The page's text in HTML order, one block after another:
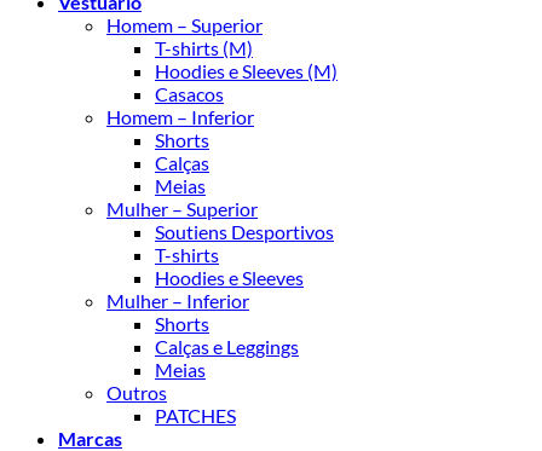
Homem – Superior
T-shirts (M)
Hoodies e Sleeves (M)
Casacos
Homem – Inferior
Shorts
Calças
Meias
Mulher – Superior
Soutiens Desportivos
T-shirts
Hoodies e Sleeves
Mulher – Inferior
Shorts
Calças e Leggings
Meias
Outros
PATCHES
Marcas